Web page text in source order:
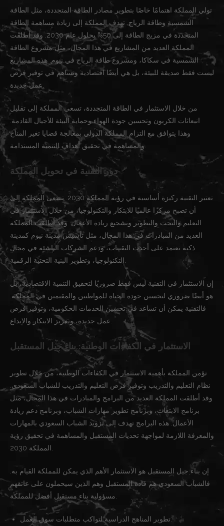
تولي المملكة اهتمامًا خاصًا بتطوير مصادر الطاقة المتجددة، مثل الطاقة
الشمسية وطاقة الرياح. تهدف المملكة إلى زيادة مساهمة الطاقة
المتجددة في مزيج الطاقة إلى 50% بحلول عام 2030. وقد أطلقت
المملكة العديد من المشاريع في هذا المجال، مثل مشروع الطاقة
الشمسية في سكاكا، ومشروع طاقة الرياح في نيوم. هذه المشاريع
ليست فقط صديقة للبيئة، بل هي أيضًا اقتصادية وتساهم في توفير فرص
عمل جديدة.
من خلال الاستثمار في الطاقة المتجددة، تسعى المملكة إلى تقليل
انبعاثات الكربون وتحسين جودة الهواء وحماية البيئة للأجيال القادمة.
وهذا يتوافق مع التزام المملكة الدولي بمعالجة قضايا تغير المناخ
والمساهمة في تحقيق أهداف التنمية المستدامة.
دور التقنية في تحويل المملكة
تعتبر التقنية ركيزة أساسية في رؤية المملكة 2030. تسعى المملكة إلى
أن تصبح مركزًا عالميًا للابتكار والتكنولوجيا، من خلال الاستثمار في
التعليم والبحث والتطوير وتشجيع ريادة الأعمال. وقد أطلقت المملكة
العديد من المبادرات في هذا المجال، مثل تأسيس مدينة نيوم كمدينة
ذكية تعتمد على أحدث التقنيات، ودعم الشركات الناشئة في مجال
التكنولوجيا، وتطوير البنية التحتية الرقمية.
إن الاستثمار في التقنية ليس فقط ضروريًا لتحقيق التنمية الاقتصادية، بل
هو أيضًا ضروري لتحسين جودة الحياة للمواطنين والمقيمين في المملكة.
فالتقنية يمكن أن تساعد في تحسين الخدمات الحكومية، وتوفير فرص
عمل جديدة، وتعزيز الابتكار والإبداع.
الاستثمار في الكفاءات الوطنية: بناء جيل المستقبل
تؤمن المملكة بأهمية الاستثمار في الكفاءات الوطنية، من خلال تطوير
نظام التعليم والتدريب وتوفير فرص التعليم والتدريب للشباب السعودي.
وقد أطلقت المملكة العديد من البرامج والمبادرات في هذا المجال، مثل
برنامج الابتعاث، وبرنامج تطوير مهارات الشباب، وبرنامج دعم ريادة
الأعمال. هذه البرامج تهدف إلى تزويد الشباب السعودي بالمهارات
والمعرفة اللازمة لمواجهة تحديات المستقبل والمساهمة في تحقيق رؤية
المملكة 2030.
إن بناء جيل المستقبل هو الاستثمار الأهم الذي يمكن للمملكة القيام به.
فالشباب السعودي هم قادة المستقبل وهم الذين سيحملون على عاتقهم
مسؤولية بناء مستقبل أفضل للمملكة.
تطوير المناهج الدراسية لتواكب متطلبات سوق العمل.